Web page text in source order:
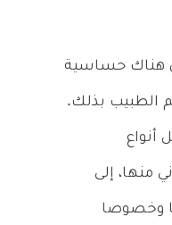
هناك حساسية
الطبيب بذلك.
أنواع
منها، إلى
وخصوصا